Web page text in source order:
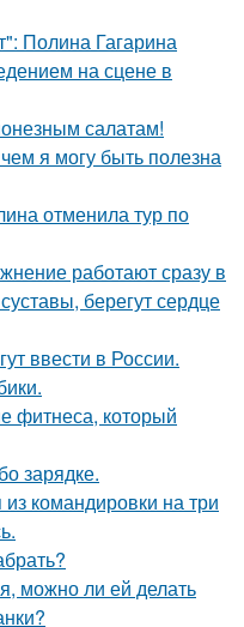
Полина Гагарина
на сцене в
салатам!
я могу быть полезна
отменила тур по
работают сразу в
берегут сердце
ввести в России.
фитнеса, который
зарядке.
командировки на три
можно ли ей делать